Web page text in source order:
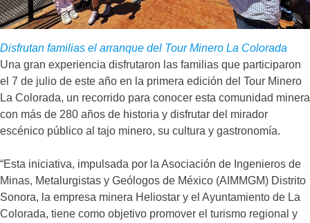
Disfrutan familias el arranque del Tour Minero La Colorada
Una gran experiencia disfrutaron las familias que participaron
el 7 de julio de este año en la primera edición del Tour Minero
La Colorada, un recorrido para conocer esta comunidad minera
con más de 280 años de historia y disfrutar del mirador
escénico público al tajo minero, su cultura y gastronomía.
“Esta iniciativa, impulsada por la Asociación de Ingenieros de
Minas, Metalurgistas y Geólogos de México (AIMMGM) Distrito
Sonora, la empresa minera Heliostar y el Ayuntamiento de La
Colorada, tiene como objetivo promover el turismo regional y